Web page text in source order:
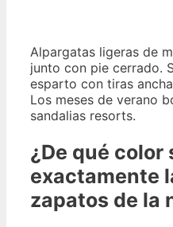
Alpargatas ligeras de
junto con pie cerrado.
esparto con tiras
Los meses de verano
sandalias resorts.
¿De qué color
exactamente
zapatos de la